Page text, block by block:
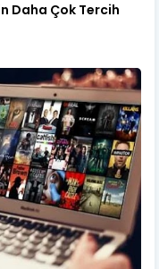
Daha Çok Tercih